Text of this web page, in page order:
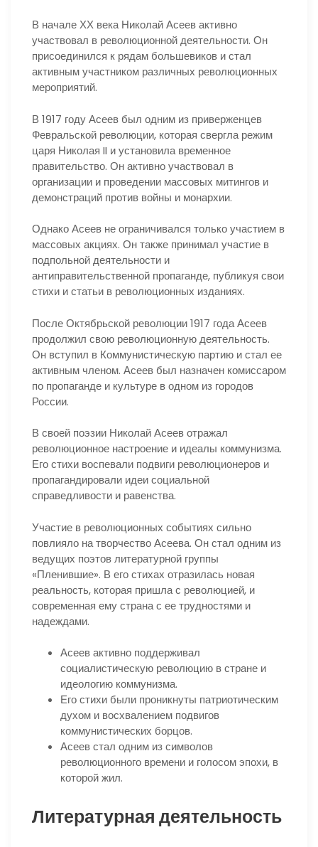
В начале ХХ века Николай Асеев активно
участвовал в революционной деятельности. Он
присоединился к рядам большевиков и стал
активным участником различных революционных
мероприятий.
В 1917 году Асеев был одним из приверженцев
Февральской революции, которая свергла режим
царя Николая II и установила временное
правительство. Он активно участвовал в
организации и проведении массовых митингов и
демонстраций против войны и монархии.
Однако Асеев не ограничивался только участием в
массовых акциях. Он также принимал участие в
подпольной деятельности и
антиправительственной пропаганде, публикуя свои
стихи и статьи в революционных изданиях.
После Октябрьской революции 1917 года Асеев
продолжил свою революционную деятельность.
Он вступил в Коммунистическую партию и стал ее
активным членом. Асеев был назначен комиссаром
по пропаганде и культуре в одном из городов
России.
В своей поэзии Николай Асеев отражал
революционное настроение и идеалы коммунизма.
Его стихи воспевали подвиги революционеров и
пропагандировали идеи социальной
справедливости и равенства.
Участие в революционных событиях сильно
повлияло на творчество Асеева. Он стал одним из
ведущих поэтов литературной группы
«Пленившие». В его стихах отразилась новая
реальность, которая пришла с революцией, и
современная ему страна с ее трудностями и
надеждами.
Асеев активно поддерживал
социалистическую революцию в стране и
идеологию коммунизма.
Его стихи были проникнуты патриотическим
духом и восхвалением подвигов
коммунистических борцов.
Асеев стал одним из символов
революционного времени и голосом эпохи, в
которой жил.
Литературная деятельность